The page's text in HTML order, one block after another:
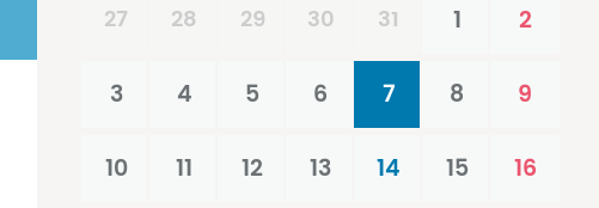
27 28 29 30 31 1 2
3 4 5 6 7 8 9
10 11 12 13 14 15 16